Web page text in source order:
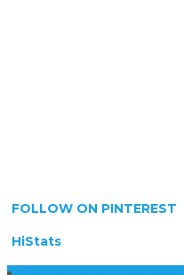
FOLLOW ON PINTEREST
HiStats